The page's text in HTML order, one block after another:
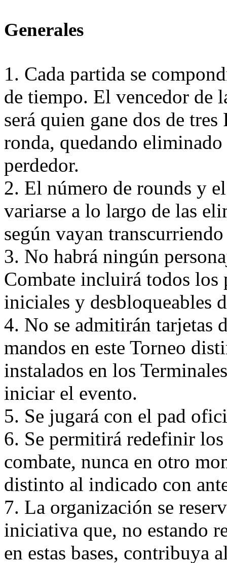
Generales
1. Cada partida se
de tiempo. El vencedor de
será quien gane dos de
ronda, quedando eliminado
perdedor.
2. El número de rounds y
variarse a lo largo de las
según vayan
3. No habrá ningún
Combate incluirá todos los
iniciales y desbloqueables
4. No se admitirán tarjetas
mandos en este Torneo
instalados en los
iniciar el evento.
5. Se jugará con el pad
6. Se permitirá redefinir los
combate, nunca en otro
distinto al indicado con
7. La organización se
iniciativa que, no estando
en estas bases, contribuya